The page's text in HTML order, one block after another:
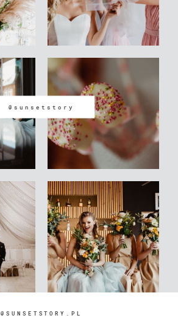
@sunsetstory
@SUNSETSTORY.PL